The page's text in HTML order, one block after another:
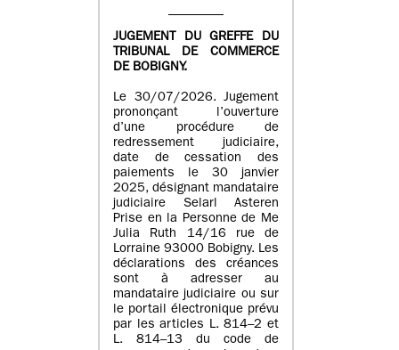
JUGEMENT DU GREFFE DU
TRIBUNAL DE COMMERCE
DE BOBIGNY.
Le 30/07/2026. Jugement
prononçant l’ouverture
d’une procédure de
redressement judiciaire,
date de cessation des
paiements le 30 janvier
2025, désignant mandataire
judiciaire Selarl Asteren
Prise en la Personne de Me
Julia Ruth 14/16 rue de
Lorraine 93000 Bobigny. Les
déclarations des créances
sont à adresser au
mandataire judiciaire ou sur
le portail électronique prévu
par les articles L. 814–2 et
L. 814–13 du code de